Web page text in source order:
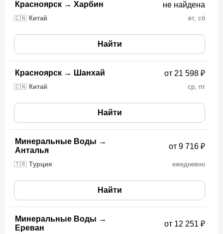
Красноярск → Харбин
🇨🇳 Китай вт, сб
не найдена
Найти
Красноярск → Шанхай
🇨🇳 Китай ср, пт
от 21 598 ₽
Найти
Минеральные Воды →
Анталья
🇹🇷 Турция ежедневно
от 9 716 ₽
Найти
Минеральные Воды →
Ереван
от 12 251 ₽